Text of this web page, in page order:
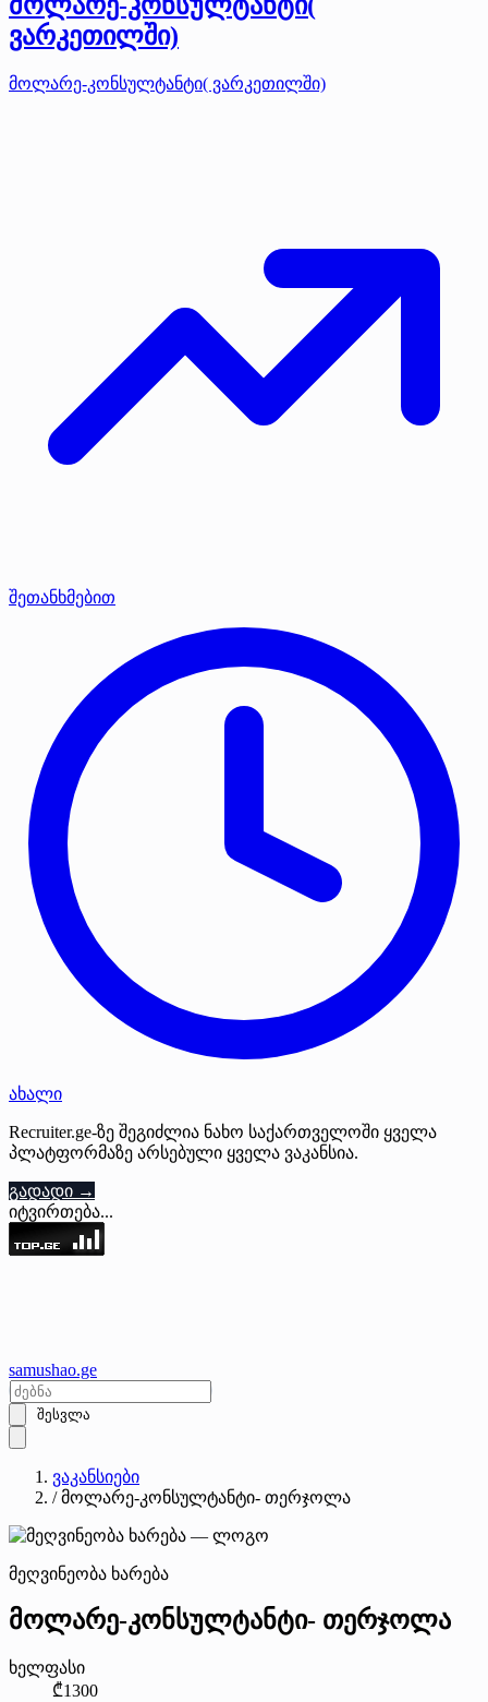
ვარკეთილში)
მოლარე-კონსულტანტი( ვარკეთილში)
შეთანხმებით
ახალი
Recruiter.ge-ზე შეგიძლია ნახო საქართველოში ყველა
პლატფორმაზე არსებული ყველა ვაკანსია.
გადადი →
იტვირთება...
samushao.ge
შესვლა
ვაკანსიები
/ მოლარე-კონსულტანტი- თერჯოლა
მეღვინეობა ხარება
მოლარე-კონსულტანტი- თერჯოლა
ხელფასი
₾1300